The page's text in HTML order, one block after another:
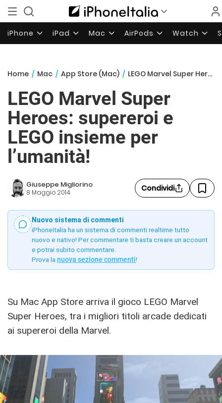
iPhone iPad Mac AirPods Watch
Home / Mac / App Store (Mac) / LEGO Marvel Super Heroes: supereroi e LEGO insieme per l’umanità!
LEGO Marvel Super
Heroes: supereroi e
LEGO insieme per
l’umanità!
Giuseppe Migliorino
8 Maggio 2014 Condividi
Nuovo sistema di commenti
iPhoneItalia ha un sistema di commenti realtime tutto
nuovo e nativo! Per commentare ti basta creare un account
e potrai subito commentare.
Prova la nuova sezione commenti!
Su Mac App Store arriva il gioco LEGO Marvel
Super Heroes, tra i migliori titoli arcade dedicati
ai supereroi della Marvel.